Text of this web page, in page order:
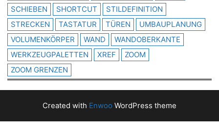
SCHIEBEN
SHORTCUT
STILDEFINITION
STRECKEN
TASTATUR TÜREN
UMBAUPLANUNG
VOLUMENKÖRPER
WAND
WANDOBERKANTE
WERKZEUGPALETTEN
XREF
ZOOM
ZOOM GRENZEN
Created with Enwoo WordPress theme